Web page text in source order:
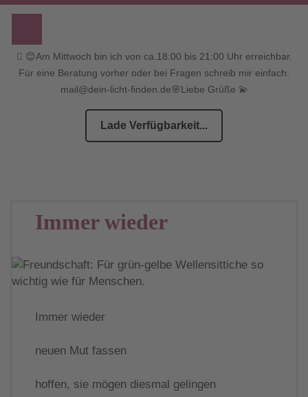
😊Am Mittwoch bin ich von ca.18:00 bis 21:00 Uhr erreichbar.
Für eine Beratung vorher oder bei Fragen schreib mir einfach:
mail@dein-licht-finden.de🌸Liebe Grüße 💫
Lade Verfügbarkeit...
Immer wieder
Immer wieder
neuen Mut fassen
hoffen, sie mögen diesmal gelingen